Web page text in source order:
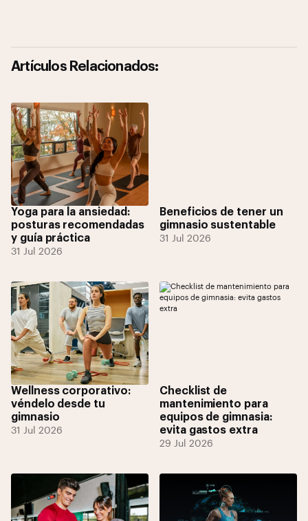
Artículos Relacionados:
Yoga para la ansiedad:
posturas recomendadas
y guía práctica
31 Jul 2026
Beneficios de tener un
gimnasio sustentable
31 Jul 2026
Wellness corporativo:
véndelo desde tu
gimnasio
31 Jul 2026
Checklist de
mantenimiento para
equipos de gimnasia:
evita gastos extra
29 Jul 2026